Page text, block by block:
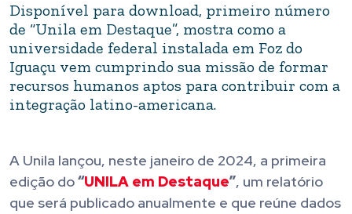
Disponível para download, primeiro número
de “Unila em Destaque”, mostra como a
universidade federal instalada em Foz do
Iguaçu vem cumprindo sua missão de formar
recursos humanos aptos para contribuir com a
integração latino-americana.
A Unila lançou, neste janeiro de 2024, a primeira
edição do“UNILA em Destaque”, um relatório
que será publicado anualmente e que reúne dados